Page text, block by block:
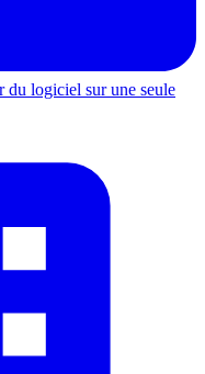
du logiciel sur une seule